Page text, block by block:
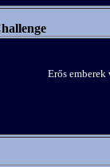
Erős